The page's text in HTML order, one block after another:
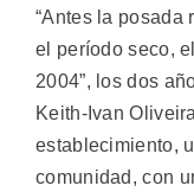
“Antes la posada
el período seco,
2004”, los dos
Keith-Ivan
establecimiento,
comunidad, con